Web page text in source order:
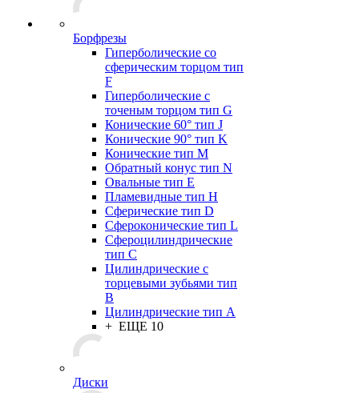
Борфрезы
Гиперболические cо
сферическим торцом тип
F
Гиперболические с
точеным торцом тип G
Конические 60° тип J
Конические 90° тип K
Конические тип M
Обратный конус тип N
Овальные тип E
Пламевидные тип H
Сферические тип D
Сфероконические тип L
Сфероцилиндрические
тип C
Цилиндрические с
торцевыми зубьями тип
B
Цилиндрические тип А
+ ЕЩЕ 10
Диски